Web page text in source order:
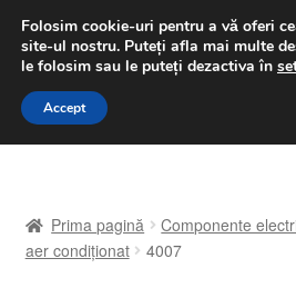
LIVRARE de la 33 lei
luni-vineri 9 a.m. - 4 p.m.
Sari
Sari
A lua legatura
Prima pagină Componente
aer condiționat
4007
Folosim cookie-uri pentru a vă oferi
site-ul nostru. Puteți afla mai multe
le folosim sau le puteți dezactiva în
Accept